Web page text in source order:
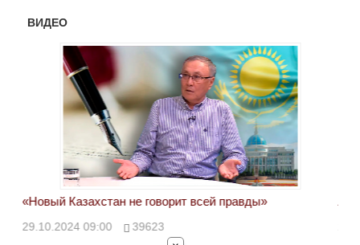
ВИДЕО
«Новый Казахстан не говорит всей правды»
29.10.2024 09:00 39623